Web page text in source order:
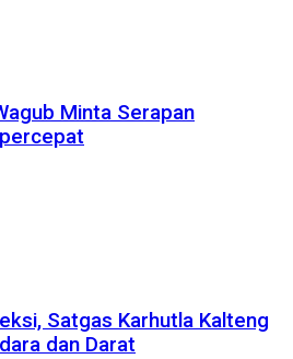
Minta Serapan
Satgas Karhutla Kalteng
dan Darat